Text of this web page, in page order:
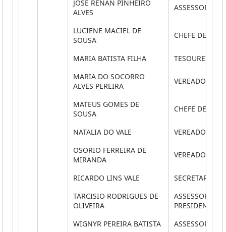
JOSE RENAN PINHEIRO
ALVES
ASSESSOR
LUCIENE MACIEL DE
SOUSA
CHEFE DE
MARIA BATISTA FILHA
TESOUREIRO
MARIA DO SOCORRO
ALVES PEREIRA
VEREADOR
MATEUS GOMES DE
SOUSA
CHEFE DE
NATALIA DO VALE
VEREADOR
OSORIO FERREIRA DE
MIRANDA
VEREADOR
RICARDO LINS VALE
SECRETARIO
TARCISIO RODRIGUES DE
OLIVEIRA
ASSESSOR
PRESIDENCIA
WIGNYR PEREIRA BATISTA
ASSESSOR